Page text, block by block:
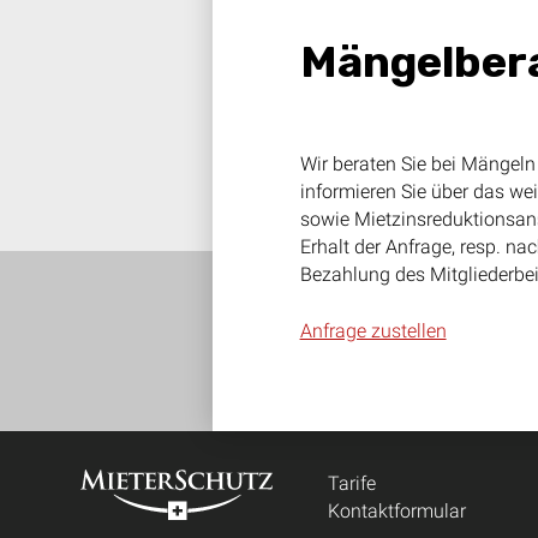
Wir beraten Sie bei
informieren Sie über das
sowie
Erhalt der Anfrage, resp.
Bezahlung des
Anfrage zustellen
Footer
Tarife
Kontaktformular